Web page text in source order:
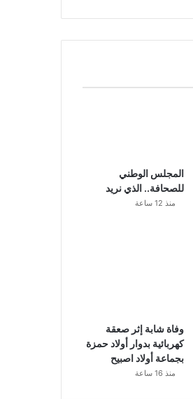
المجلس الوطني
للصحافة.. الذي نريد
منذ 12 ساعة
وفاة شابة إثر صعقة
كهربائية بدوار أولاد حمزة
بجماعة أولاد اصبيح
منذ 16 ساعة